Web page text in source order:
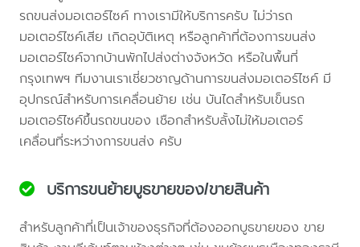
รถขนส่งมอเตอร์ไซค์ ทางเรามีให้บริการครับ ไม่ว่ารถ
มอเตอร์ไซค์เสีย เกิดอุบัติเหตุ หรือลูกค้าที่ต้องการขนส่ง
มอเตอร์ไซค์จากบ้านพักไปส่งต่างจังหวัด หรือในพื้นที่
กรุงเทพฯ ทีมงานเราเชี่ยวชาญด้านการขนส่งมอเตอร์ไซค์ มี
อุปกรณ์สำหรับการเคลื่อนย้าย เช่น บันไดสำหรับเข็นรถ
มอเตอร์ไซค์ขึ้นรถขนของ เชือกสำหรับลั้งไม่ให้มอเตอร์
เคลื่อนที่ระหว่างการขนส่ง ครับ
บริการขนย้ายบูธขายของ/ขายสินค้า
สำหรับลูกค้าที่เป็นเจ้าของธุรกิจที่ต้องออกบูธขายของ ขาย